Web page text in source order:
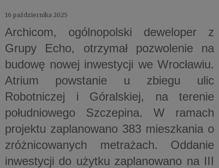
16 października 2025
Archicom, ogólnopolski deweloper z
Grupy Echo, otrzymał pozwolenie na
budowę nowej inwestycji we Wrocławiu.
Atrium powstanie u zbiegu ulic
Robotniczej i Góralskiej, na terenie
południowego Szczepina. W ramach
projektu zaplanowano 383 mieszkania o
zróżnicowanych metrażach. Oddanie
inwestycji do użytku zaplanowano na III